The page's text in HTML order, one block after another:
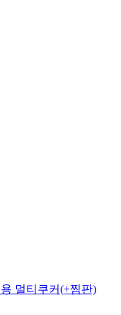
멀티쿠커(+찜판)